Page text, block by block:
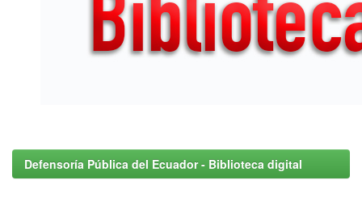
Defensoría Pública del Ecuador - Biblioteca digital